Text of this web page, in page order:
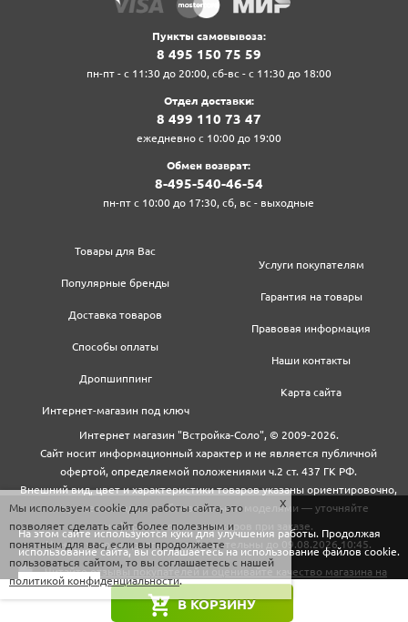
В КОРЗИНУ
Пункты самовывоза:
8‍ 4‍9‍5‍ 1‍5‍0‍ 7‍5‍ 5‍9‍
пн-пт - с 11:30 до 20:00, сб-вс - с 11:30 до 18:00
Отдел доставки:
8‍ 4‍9‍9‍ 1‍1‍0‍ 7‍3‍ 4‍7‍
ежедневно с 10:00 до 19:00
Обмен возврат:
8‍-4‍9‍5‍-5‍4‍0‍-4‍6‍-5‍4‍
пн-пт с 10:00 до 17:30, сб, вс - выходные
Товары для Вас
Популярные бренды
Доставка товаров
Способы оплаты
Дропшиппинг
Интернет-магазин под ключ
Услуги покупателям
Гарантия на товары
Правовая информация
Наши контакты
Карта сайта
Интернет магазин "Встройка-Соло", © 2009-2026.
Сайт носит информационный характер и не является публичной
офертой, определяемой положениями ч.2 ст. 437 ГК РФ.
Внешний вид, цвет и характеристики товаров указаны ориентировочно,
могут не совпадать с обновленными моделями — уточняйте
информацию у менеджеров при заказе.
Цены и условия доставки действительны до 09.08.2026 10:45.
На этом сайте используются куки для улучшения работы. Продолжая
использование сайта, вы соглашаетесь на использование файлов cookie.
Закрыть
Мы используем cookie для работы сайта, это
позволяет сделать сайт более полезным и
понятным для вас, если вы продолжаете
пользоваться сайтом, то вы соглашаетесь с нашей
политикой конфиденциальности.